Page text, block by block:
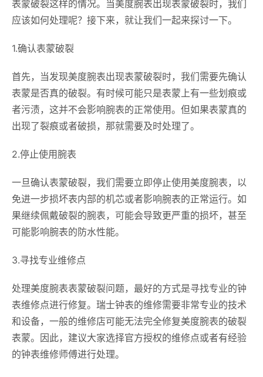
表蒙破裂这样的情况。当美度腕表出现表蒙破裂时，我们
应该如何处理呢？接下来，就让我们一起来探讨一下。
1.确认表蒙破裂
首先，当发现美度腕表出现表蒙破裂时，我们需要先确认
表蒙是否真的破裂。有时候可能只是表蒙上有一些划痕或
者污渍，这并不会影响腕表的正常使用。但如果表蒙真的
出现了裂痕或者破损，那就需要及时处理了。
2.停止使用腕表
一旦确认表蒙破裂，我们需要立即停止使用美度腕表，以
免进一步损坏表内部的机芯或者影响腕表的正常运行。如
果继续佩戴破裂的腕表，可能会导致更严重的损坏，甚至
可能影响腕表的防水性能。
3.寻找专业维修点
处理美度腕表表蒙破裂问题，最好的方式是寻找专业的钟
表维修点进行修复。瑞士钟表的维修需要非常专业的技术
和设备，一般的维修店可能无法完全修复美度腕表的破裂
表蒙。因此，建议大家选择官方授权的维修点或者有经验
的钟表维修师傅进行处理。